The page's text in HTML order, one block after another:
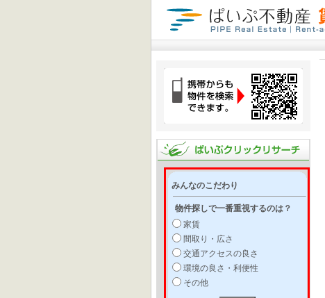
みんなのこだわり
物件探しで一番重視するのは？
家賃
間取り・広さ
交通アクセスの良さ
環境の良さ・利便性
その他